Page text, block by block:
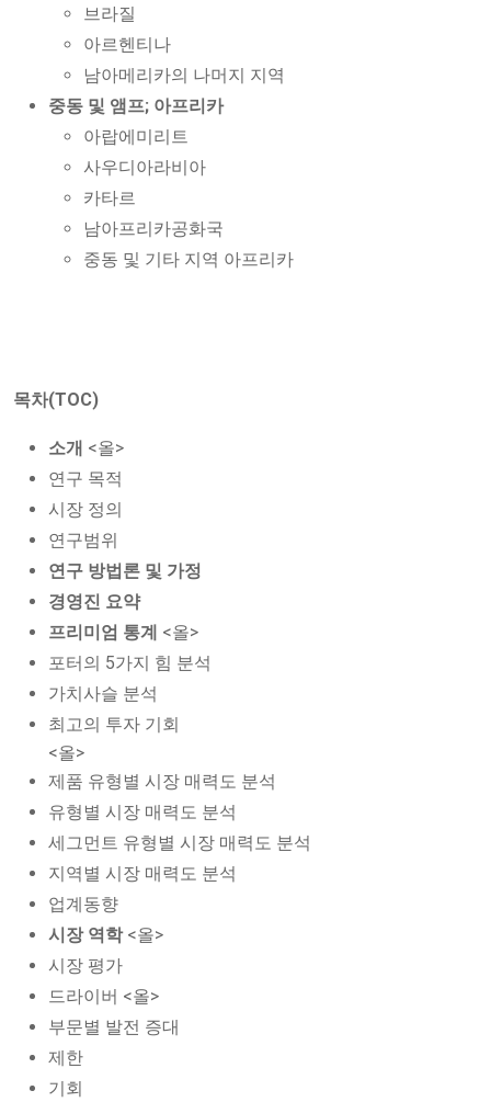
브라질
아르헨티나
남아메리카의 나머지 지역
중동 및 앰프; 아프리카
아랍에미리트
사우디아라비아
카타르
남아프리카공화국
중동 및 기타 지역 아프리카
목차(TOC)
소개 <올>
연구 목적
시장 정의
연구범위
연구 방법론 및 가정
경영진 요약
프리미엄 통계 <올>
포터의 5가지 힘 분석
가치사슬 분석
최고의 투자 기회
<올>
제품 유형별 시장 매력도 분석
유형별 시장 매력도 분석
세그먼트 유형별 시장 매력도 분석
지역별 시장 매력도 분석
업계동향
시장 역학<올>
시장 평가
드라이버 <올>
부문별 발전 증대
제한
기회